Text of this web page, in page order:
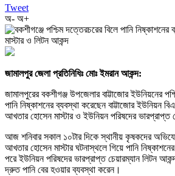
Tweet
অ- অ+
জামালপুর জেলা প্রতিনিধিঃ মোঃ ইমরান আকন্দ:
জামালপুরের বকশীগঞ্জ উপজেলার বাট্টাজোর ইউনিয়নের
পানি নিষ্কাশনের ব্যবস্থা করেছেন বাট্টাজোর ইউনিয়ন
আখতার হোসেন মাস্টার ও ইউনিয়ন পরিষদের ভারপ্রাপ্ত
আজ শনিবার সকাল ১০টার দিকে স্থানীয় কৃষকদের
আখতার হোসেন মাস্টার ঘটনাস্থলে গিয়ে পানি
পরে ইউনিয়ন পরিষদের ভারপ্রাপ্ত চেয়ারম্যান লিটন
দ্রুত পানি বের হওয়ার ব্যবস্থা করেন।